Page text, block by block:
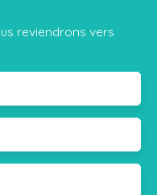
reviendrons vers